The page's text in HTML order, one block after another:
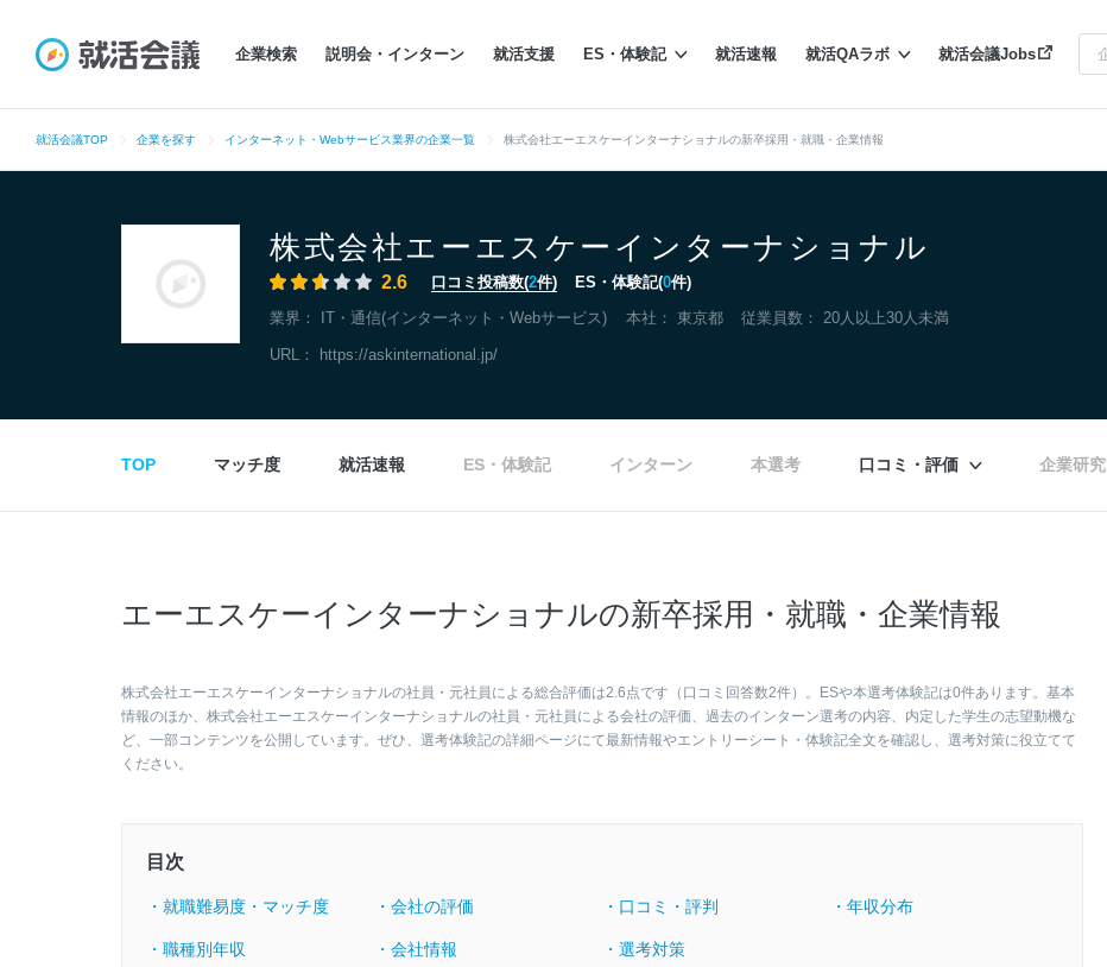
企業検索 説明会・インターン 就活支援 ES・体験記 就活速報 就活QAラボ 就活会議Jobs
就活会議TOP 企業を探す インターネット・Webサービス業界の企業一覧 株式会社エーエスケーインターナショナルの新卒採用・就職・企業情報
株式会社エーエスケーインターナショナル
2.6 口コミ投稿数(2件) ES・体験記(0件)
業界： IT・通信(インターネット・Webサービス) 本社： 東京都 従業員数： 20人以上30人未満
URL： https://askinternational.jp/
TOP マッチ度 就活速報 ES・体験記 インターン 本選考 口コミ・評価 企業研究
エーエスケーインターナショナルの新卒採用・就職・企業情報
株式会社エーエスケーインターナショナルの社員・元社員による総合評価は2.6点です（口コミ回答数2件）。ESや本選考体験記は0件あります。基本
情報のほか、株式会社エーエスケーインターナショナルの社員・元社員による会社の評価、過去のインターン選考の内容、内定した学生の志望動機な
ど、一部コンテンツを公開しています。ぜひ、選考体験記の詳細ページにて最新情報やエントリーシート・体験記全文を確認し、選考対策に役立てて
ください。
目次
・就職難易度・マッチ度 ・会社の評価 ・口コミ・評判 ・年収分布
・職種別年収 ・会社情報 ・選考対策